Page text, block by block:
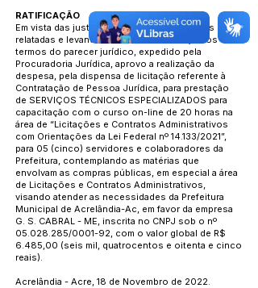
RATIFICAÇÃO
Em vista das justificativas e fundamentações retro
relatadas e levando- -se em consideração os
termos do parecer jurídico, expedido pela
Procuradoria Jurídica, aprovo a realização da
despesa, pela dispensa de licitação referente à
Contratação de Pessoa Jurídica, para prestação
de SERVIÇOS TÉCNICOS ESPECIALIZADOS para
capacitação com o curso on-line de 20 horas na
área de “Licitações e Contratos Administrativos
com Orientações da Lei Federal nº 14.133/2021”,
para 05 (cinco) servidores e colaboradores da
Prefeitura, contemplando as matérias que
envolvam as compras públicas, em especial a área
de Licitações e Contratos Administrativos,
visando atender as necessidades da Prefeitura
Municipal de Acrelândia-Ac, em favor da empresa
G. S. CABRAL - ME, inscrita no CNPJ sob o nº
05.028.285/0001-92, com o valor global de R$
6.485,00 (seis mil, quatrocentos e oitenta e cinco
reais).
Acrelândia - Acre, 18 de Novembro de 2022.